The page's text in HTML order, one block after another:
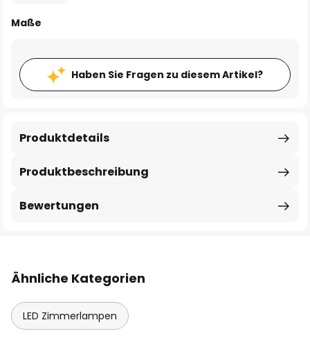
Maße
Haben Sie Fragen zu diesem Artikel?
Produktbeschreibung
Produktdetails
Bewertungen
Ähnliche Kategorien
LED Zimmerlampen